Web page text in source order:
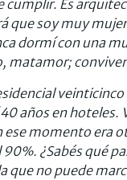
Es
que soy muy
dormí con una
matamor;
años en hoteles.
ese momento era
¿Sabés qué
que no puede